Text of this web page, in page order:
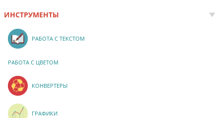
ИНСТРУМЕНТЫ
РАБОТА С ТЕКСТОМ
РАБОТА С ЦВЕТОМ
КОНВЕРТЕРЫ
ГРАФИКИ